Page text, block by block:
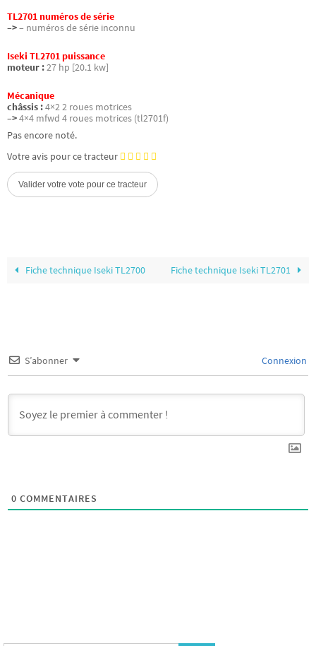
TL2701 numéros de série
–>– numéros de série inconnu
Iseki TL2701 puissance
moteur :27 hp [20.1 kw]
Mécanique
châssis :4×2 2 roues motrices
–>4×4 mfwd 4 roues motrices (tl2701f)
Pas encore noté.
Votre avis pour ce tracteur
Fiche technique Iseki TL2700 Fiche technique Iseki TL2701
S’abonner Connexion
0 COMMENTAIRES